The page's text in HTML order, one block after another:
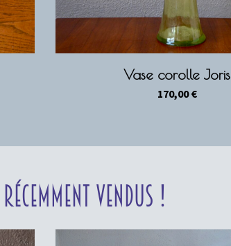
Vase corolle Joris
170,00€
vendus !